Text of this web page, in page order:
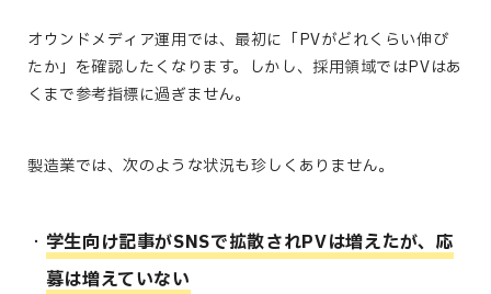
オウンドメディア運用では、最初に「PVがどれくらい伸び
たか」を確認したくなります。しかし、採用領域ではPVはあ
くまで参考指標に過ぎません。
製造業では、次のような状況も珍しくありません。
学生向け記事がSNSで拡散されPVは増えたが、応
募は増えていない